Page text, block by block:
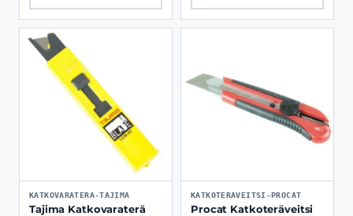
KATKOVARATERA-TAJIMA
Tajima Katkovaraterä
KATKOTERAVEITSI-PROCAT
Procat Katkoteräveitsi